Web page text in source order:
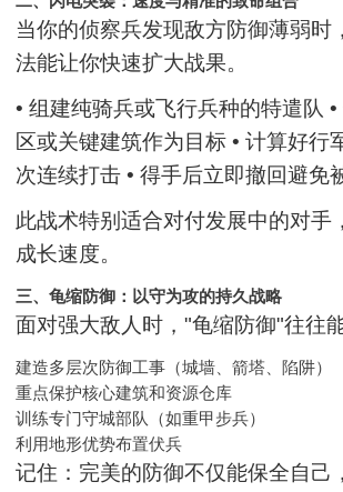
当你的侦察兵发现敌方防御薄弱时
法能让你快速扩大战果。
• 组建纯骑兵或飞行兵种的特遣队
区或关键建筑作为目标 • 计算好行
次连续打击 • 得手后立即撤回避免
此战术特别适合对付发展中的对手
成长速度。
三、龟缩防御：以守为攻的持久战略
面对强大敌人时，"龟缩防御"往往
建造多层次防御工事（城墙、箭塔、陷阱）
重点保护核心建筑和资源仓库
训练专门守城部队（如重甲步兵）
利用地形优势布置伏兵
记住：完美的防御不仅能保全自己